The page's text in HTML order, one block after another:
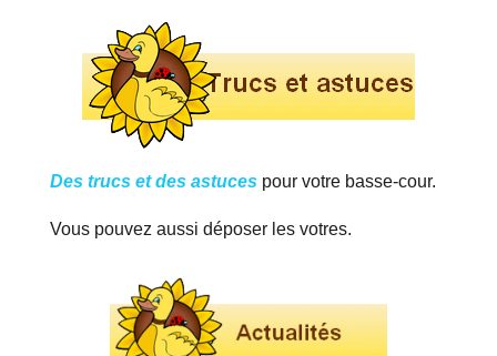
Des trucs et des astucespour votre basse-cour.
Vous pouvez aussi déposer les votres.